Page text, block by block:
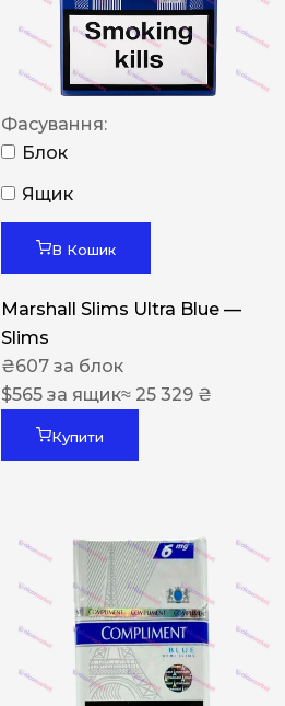
Фасування:
Блок
Ящик
В Кошик
Marshall Slims Ultra Blue —
Slims
₴607 за блок
$565 за ящик≈ 25 329 ₴
Купити